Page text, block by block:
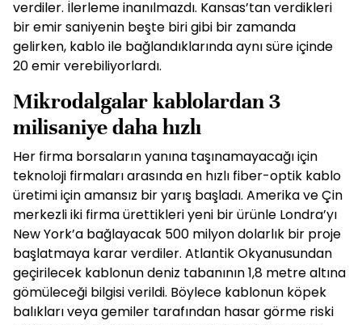
verdiler. İlerleme inanılmazdı. Kansas’tan verdikleri
bir emir saniyenin beşte biri gibi bir zamanda
gelirken, kablo ile bağlandıklarında aynı süre içinde
20 emir verebiliyorlardı.
Mikrodalgalar kablolardan 3
milisaniye daha hızlı
Her firma borsaların yanına taşınamayacağı için
teknoloji firmaları arasında en hızlı fiber-optik kablo
üretimi için amansız bir yarış başladı. Amerika ve Çin
merkezli iki firma ürettikleri yeni bir ürünle Londra’yı
New York’a bağlayacak 500 milyon dolarlık bir proje
başlatmaya karar verdiler. Atlantik Okyanusundan
geçirilecek kablonun deniz tabanının 1,8 metre altına
gömüleceği bilgisi verildi. Böylece kablonun köpek
balıkları veya gemiler tarafından hasar görme riski